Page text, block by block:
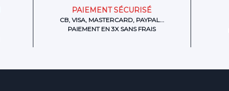
PAIEMENT SÉCURISÉ
CB, VISA, MASTERCARD, PAYPAL...
PAIEMENT EN 3X SANS FRAIS